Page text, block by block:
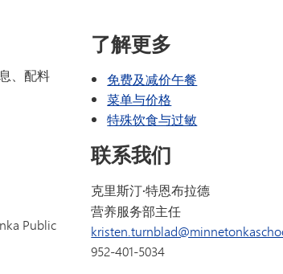
、配料
Public
了解更多
免费及减价午餐
菜单与价格
特殊饮食与过敏
联系我们
克里斯汀·特恩布拉德
营养服务部主任
952-401-5034